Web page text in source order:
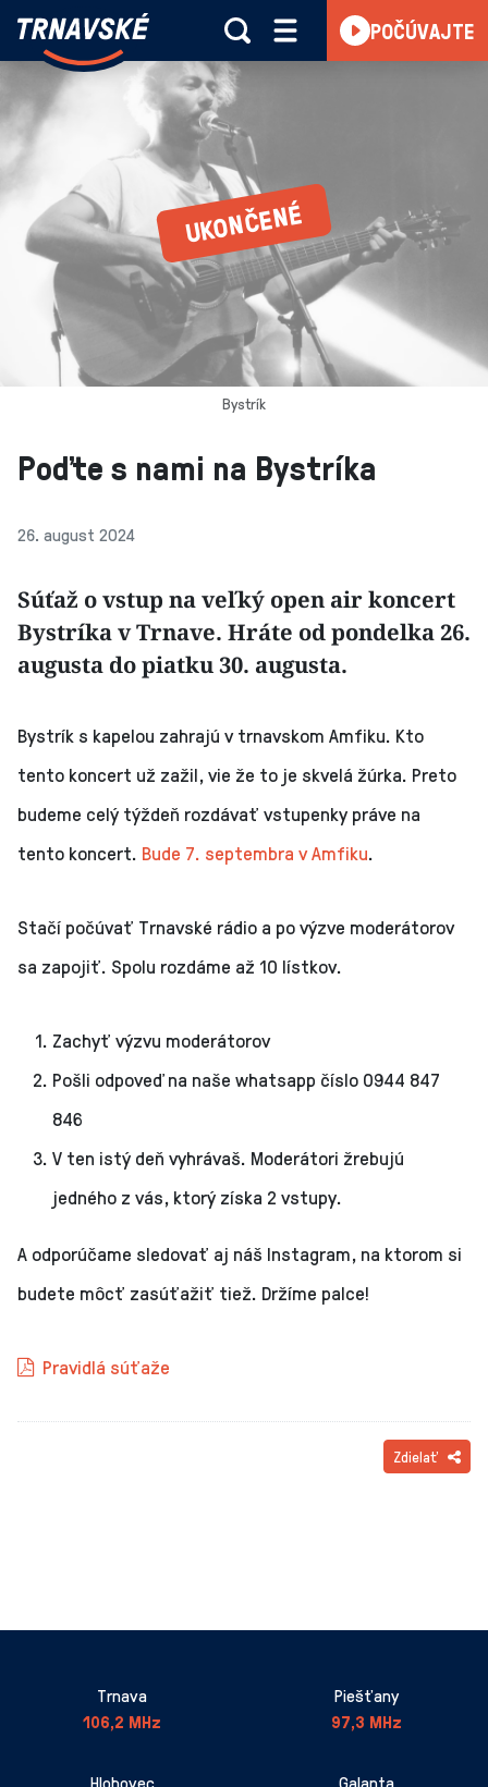
Skočiť na obsah
Trnavské
Vieme,
čo
sa
deje
kraji
POČÚVAJTE
Poďte s nami na Bystríka
26. august 2024
Súťaž o vstup na veľký open air koncert
Bystríka v Trnave. Hráte od pondelka 26.
augusta do piatku 30. augusta.
Bystrík
Bystrík s kapelou zahrajú v trnavskom Amfiku. Kto
tento koncert už zažil, vie že to je skvelá žúrka. Preto
budeme celý týždeň rozdávať vstupenky práve na
tento koncert. Bude 7. septembra v Amfiku.
Stačí počúvať Trnavské rádio a po výzve moderátorov
sa zapojiť. Spolu rozdáme až 10 lístkov.
Zachyť výzvu moderátorov
Pošli odpoveď na naše whatsapp číslo 0944 847
846
V ten istý deň vyhrávaš. Moderátori žrebujú
jedného z vás, ktorý získa 2 vstupy.
A odporúčame sledovať aj náš Instagram, na ktorom si
budete môcť zasúťažiť tiež. Držíme palce!
Pravidlá súťaže
Zdielať
Trnava
106,2 MHz
Piešťany
97,3 MHz